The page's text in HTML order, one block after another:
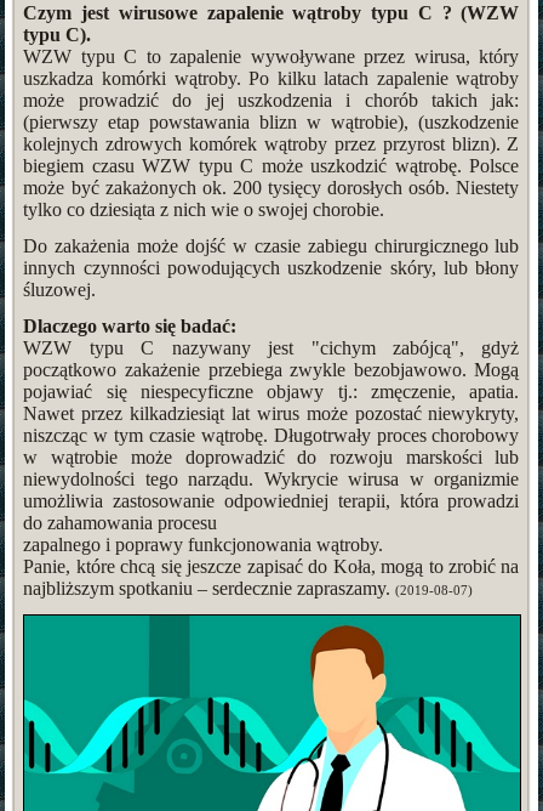
Czym jest wirusowe zapalenie wątroby typu C ? (WZW
typu C).
WZW typu C to zapalenie wywoływane przez wirusa, który
uszkadza komórki wątroby. Po kilku latach zapalenie wątroby
może prowadzić do jej uszkodzenia i chorób takich jak:
(pierwszy etap powstawania blizn w wątrobie), (uszkodzenie
kolejnych zdrowych komórek wątroby przez przyrost blizn). Z
biegiem czasu WZW typu C może uszkodzić wątrobę. Polsce
może być zakażonych ok. 200 tysięcy dorosłych osób. Niestety
tylko co dziesiąta z nich wie o swojej chorobie.
Do zakażenia może dojść w czasie zabiegu chirurgicznego lub
innych czynności powodujących uszkodzenie skóry, lub błony
śluzowej.
Dlaczego warto się badać:
WZW typu C nazywany jest "cichym zabójcą", gdyż
początkowo zakażenie przebiega zwykle bezobjawowo. Mogą
pojawiać się niespecyficzne objawy tj.: zmęczenie, apatia.
Nawet przez kilkadziesiąt lat wirus może pozostać niewykryty,
niszcząc w tym czasie wątrobę. Długotrwały proces chorobowy
w wątrobie może doprowadzić do rozwoju marskości lub
niewydolności tego narządu. Wykrycie wirusa w organizmie
umożliwia zastosowanie odpowiedniej terapii, która prowadzi
do zahamowania procesu
zapalnego i poprawy funkcjonowania wątroby.
Panie, które chcą się jeszcze zapisać do Koła, mogą to zrobić na
najbliższym spotkaniu – serdecznie zapraszamy.(2019-08-07)